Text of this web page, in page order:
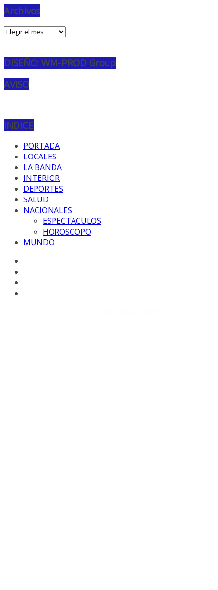
Archivos
Archivos
DISEÑO: WM-PROD Group
AVISO
INDICE
PORTADA
LOCALES
LA BANDA
INTERIOR
DEPORTES
SALUD
NACIONALES
ESPECTACULOS
HOROSCOPO
MUNDO